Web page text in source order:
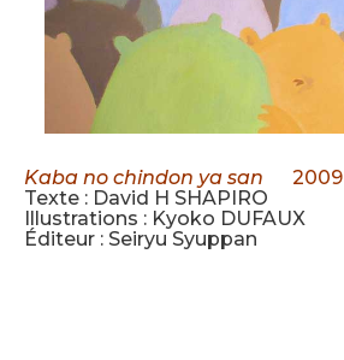
Kaba no chindon ya san 2009
Texte : David H SHAPIRO
Illustrations : Kyoko DUFAUX
Éditeur : Seiryu Syuppan